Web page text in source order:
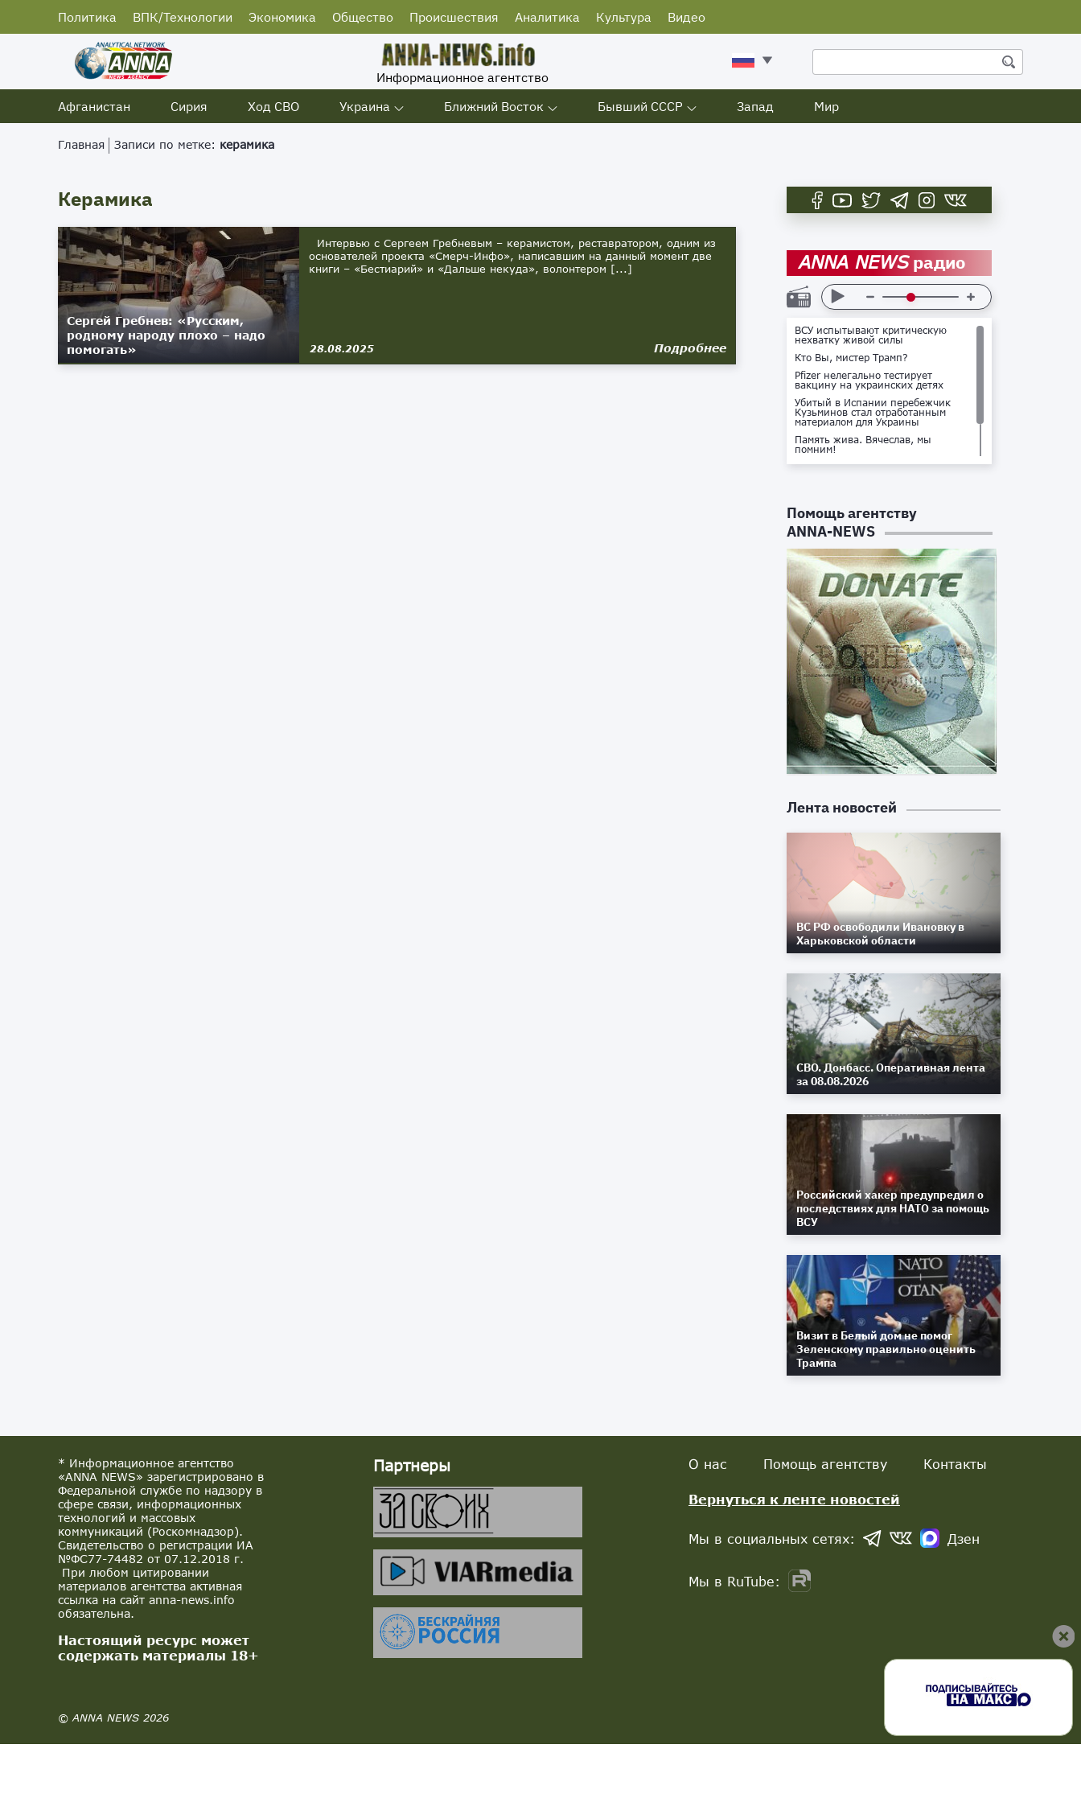
Политика ВПК/Технологии Экономика Общество Происшествия Аналитика Культура Видео
Информационное агентство
Афганистан
Сирия Ход СВО Украина Ближний Восток Бывший СССР Запад Мир
Главная Записи по метке: керамика
Керамика
Сергей Гребнев: «Русским,
родному народу плохо – надо
помогать»
Интервью с Сергеем Гребневым – керамистом, реставратором, одним из
основателей проекта «Смерч-Инфо», написавшим на данный момент две
книги – «Бестиарий» и «Дальше некуда», волонтером [...]
28.08.2025 Подробнее
ANNA NEWSрадио
ВСУ испытывают критическую
нехватку живой силы
Кто Вы, мистер Трамп?
Pfizer нелегально тестирует
вакцину на украинских детях
Убитый в Испании перебежчик
Кузьминов стал отработанным
материалом для Украины
Память жива. Вячеслав, мы
помним!
Не доставайся ты никому!
Помощь агентству
ANNA-NEWS
Лента новостей
ВС РФ освободили Ивановку в
Харьковской области
СВО. Донбасс. Оперативная лента
за 08.08.2026
Российский хакер предупредил о
последствиях для НАТО за помощь
ВСУ
Визит в Белый дом не помог
Зеленскому правильно оценить
Трампа
* Информационное агентство
«ANNA NEWS» зарегистрировано в
Федеральной службе по надзору в
сфере связи, информационных
технологий и массовых
коммуникаций (Роскомнадзор).
Свидетельство о регистрации ИА
№ФС77-74482 от 07.12.2018 г.
При любом цитировании
материалов агентства активная
ссылка на сайт anna-news.info
обязательна.
Настоящий ресурс может
содержать материалы 18+
© ANNA NEWS 2026
Партнеры О нас Помощь агентству Контакты
Вернуться к ленте новостей
Мы в социальных сетях: Дзен
Мы в RuTube: